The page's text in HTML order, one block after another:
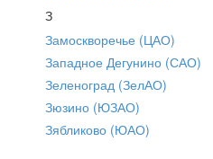
З
Замоскворечье (ЦАО)
Западное Дегунино (САО)
Зеленоград (ЗелАО)
Зюзино (ЮЗАО)
Зябликово (ЮАО)